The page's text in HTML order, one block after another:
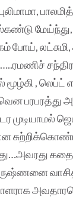
மேய்ந்து,
லட்சுமி,
…..ரமணிச்
மூழ்கி , லெப்ட்
பரபரத்து
முடியாமல்